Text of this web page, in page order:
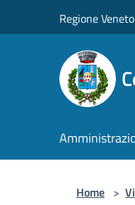
Regione Veneto
Home >